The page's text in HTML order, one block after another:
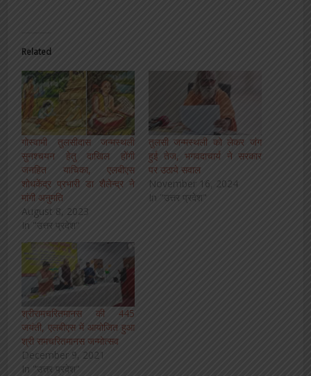
Related
गोस्वामी तुलसीदास जन्मस्थली
सुनश्चयन हेतु दाखिल होंगी
जनहित याचिका, एलबीएस
शोधकेंद्र प्रभारी डा शैलेन्द्र ने
मांगी अनुमति
August 8, 2023
In "उत्तर प्रदेश"
तुलसी जन्मस्थली को लेकर जंग
हुई तेज, भगवदाचार्य ने सरकार
पर उठाये सवाल
November 16, 2024
In "उत्तर प्रदेश"
श्रीरामचरितमानस की 445
जयंती, एलबीएस में आयोजित हुआ
श्री रामचरितमानस जन्मोत्सव
December 9, 2021
In "उत्तर प्रदेश"